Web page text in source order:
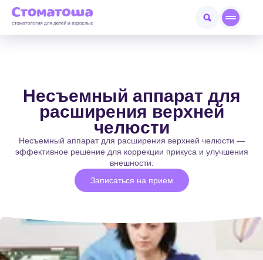
Несъемный аппарат для
расширения верхней
челюсти
Несъемный аппарат для расширения верхней челюсти —
эффективное решение для коррекции прикуса и улучшения
внешности.
Записаться на прием